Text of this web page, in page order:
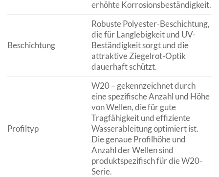
erhöhte Korrosionsbeständigkeit.
Beschichtung
Robuste Polyester-Beschichtung,
die für Langlebigkeit und UV-
Beständigkeit sorgt und die
attraktive Ziegelrot-Optik
dauerhaft schützt.
Profiltyp
W20 – gekennzeichnet durch
eine spezifische Anzahl und Höhe
von Wellen, die für gute
Tragfähigkeit und effiziente
Wasserableitung optimiert ist.
Die genaue Profilhöhe und
Anzahl der Wellen sind
produktspezifisch für die W20-
Serie.